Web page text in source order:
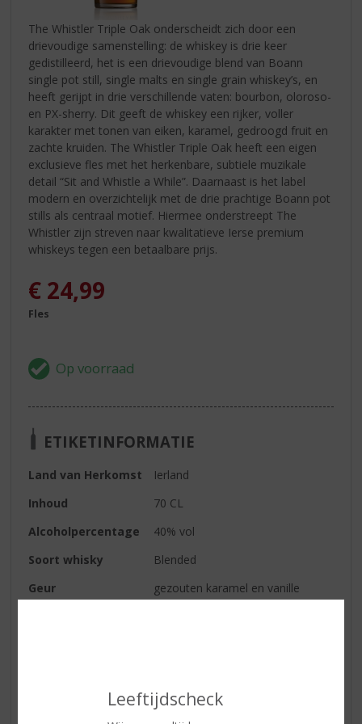
Leeftijdscheck
The Whistler Triple Oak onderscheidt zich door een
drievoudige samenstelling: de whiskey is drie keer
gedistilleerd, het is een drievoudige blend van Boann
single pot still, single malts en single grain whiskey’s, en
heeft gerijpt in drie verschillende vaten: bourbon, oloroso-
en PX-sherry. Dit geeft de whiskey een rijker, voller
karakter met tonen van eiken, karamel, gedroogd fruit en
zachte kruiden. The Whistler Triple Oak heeft een eigen
exclusieve fles met het herkenbare, subtiele muzikale
detail “Sit and Whistle a While”. Daarnaast is het label
modern en overzichtelijk met de drie prachtige Boann pot
stills als centraal motief. Hiermee onderstreept The
Whistler zijn streven naar kwalitatieve Ierse premium
whiskeys tegen een betaalbare prijs.
€ 24,99
Fles
ETIKETINFORMATIE
Land van Herkomst
Ierland
Inhoud
70 CL
Alcoholpercentage
40% vol
Soort whisky
Blended
Geur
gezouten karamel en vanille
centraal, met lichte eikenkruiden
die gevolgd worden door de